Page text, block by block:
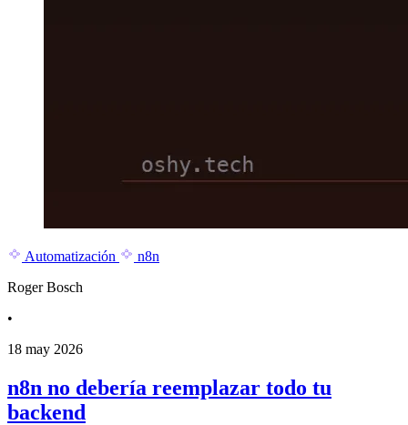
Automatización
n8n
Roger Bosch
•
18 may 2026
n8n no debería reemplazar todo tu
backend